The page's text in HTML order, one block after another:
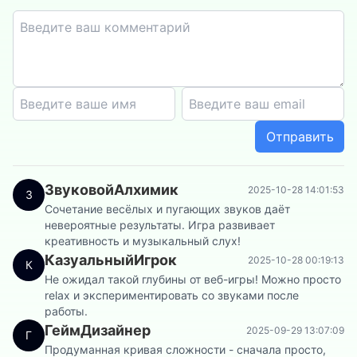
Отправить
З ЗвуковойАлхимик 2025-10-28 14:01:53
Сочетание весёлых и пугающих звуков даёт
невероятные результаты. Игра развивает
креативность и музыкальный слух!
К
КазуальныйИгрок 2025-10-28 00:19:13
Не ожидал такой глубины от веб-игры! Можно просто
relax и экспериментировать со звуками после
работы.
Г
ГеймДизайнер 2025-09-29 13:07:09
Продуманная кривая сложности - сначала просто,